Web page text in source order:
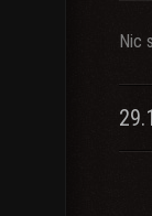
Nic